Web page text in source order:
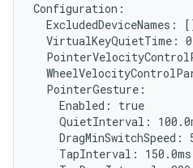
Configuration:
ExcludedDeviceNames:
VirtualKeyQuietTime:
  PointerGesture:
    Enabled: true
QuietInterval:
DragMinSwitchSpeed:
    TapInterval: 150.0ms